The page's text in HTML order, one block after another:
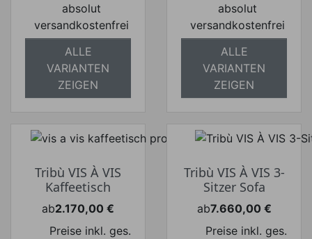
absolut
versandkostenfrei
ALLE
VARIANTEN
ZEIGEN
absolut
versandkostenfrei
ALLE
VARIANTEN
ZEIGEN
Tribù VIS À VIS
Kaffeetisch
ab
Preis
2.170,00 €
Preise inkl. ges.
Tribù VIS À VIS 3-
Sitzer Sofa
ab
Preis
7.660,00 €
Preise inkl. ges.